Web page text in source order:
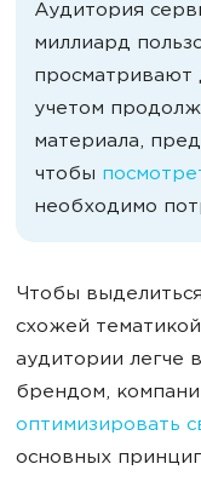
Аудитория
миллиард
просматривают
учетом
материала,
чтобы
необходимо
Чтобы
схожей
аудитории легче
брендом,
оптимизировать
основных